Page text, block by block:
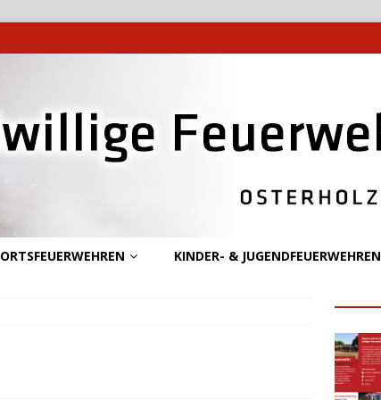
ORTSFEUERWEHREN KINDER- & JUGENDFEUERWEHREN